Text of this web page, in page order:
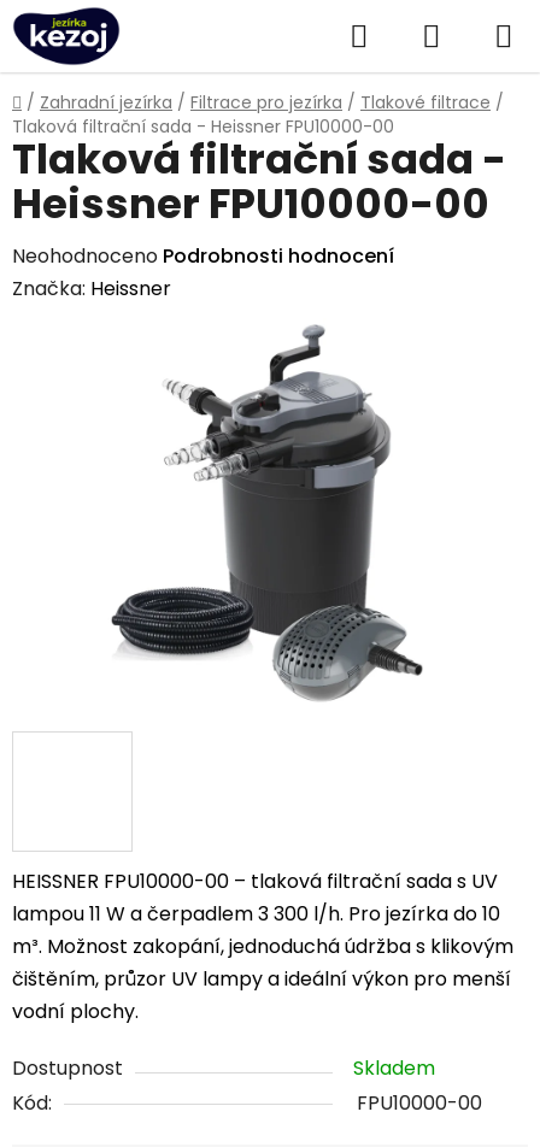
Přejít
na
obsah
Hledat
KOŠÍK
Domů
/ Zahradní jezírka / Filtrace pro jezírka / Tlakové filtrace /
Tlaková filtrační sada - Heissner FPU10000-00
HEISSNER FPU10000-00 – tlaková filtrační sada s UV
lampou 11 W a čerpadlem 3 300 l/h. Pro jezírka do 10
m³. Možnost zakopání, jednoduchá údržba s klikovým
čištěním, průzor UV lampy a ideální výkon pro menší
vodní plochy.
Dostupnost
Skladem
Kód:
FPU10000-00
Tlaková filtrační sada -
Heissner FPU10000-00
Průměrné
hodnocení
Neohodnoceno Podrobnosti hodnocení
Značka: Heissner